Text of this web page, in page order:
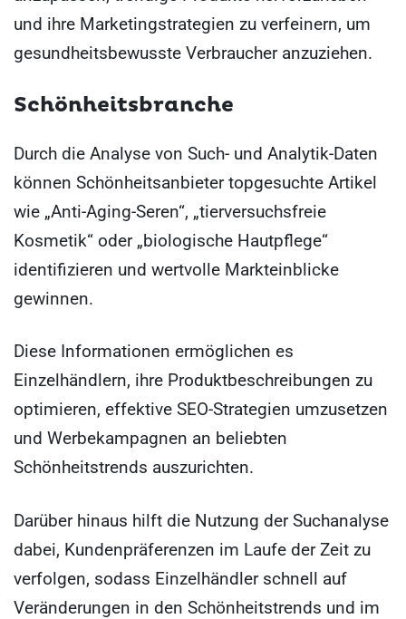
und ihre Marketingstrategien zu verfeinern, um
gesundheitsbewusste Verbraucher anzuziehen.
Schönheitsbranche
Durch die Analyse von Such- und Analytik-Daten
können Schönheitsanbieter topgesuchte Artikel
wie „Anti-Aging-Seren“, „tierversuchsfreie
Kosmetik“ oder „biologische Hautpflege“
identifizieren und wertvolle Markteinblicke
gewinnen.
Diese Informationen ermöglichen es
Einzelhändlern, ihre Produktbeschreibungen zu
optimieren, effektive SEO-Strategien umzusetzen
und Werbekampagnen an beliebten
Schönheitstrends auszurichten.
Darüber hinaus hilft die Nutzung der Suchanalyse
dabei, Kundenpräferenzen im Laufe der Zeit zu
verfolgen, sodass Einzelhändler schnell auf
Veränderungen in den Schönheitstrends und im